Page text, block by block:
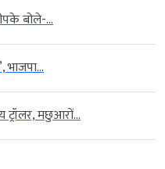
बोले-...
भाजपा...
मछुआरों...